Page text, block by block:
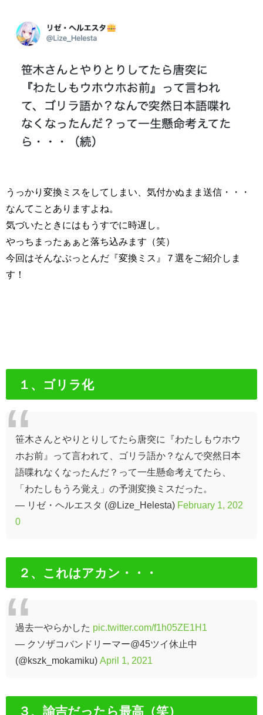
うっかり変換ミスをしてしまい、気付かぬまま送信・・・
なんてことありますよね。
気づいたときにはもうすでに時遅し。
やっちまったぁぁと落ち込みます（笑）
今回はそんなぶっとんだ『変換ミス』７選をご紹介しま
す！
１、ゴリラ化
笹木さんとやりとりしてたら唐突に『わたしもウホウ
ホお前』って言われて、ゴリラ語か？なんで突然日本
語喋れなくなったんだ？って一生懸命考えてたら、
「わたしもうろ覚え」の予測変換ミスだった。
— リゼ・ヘルエスタ (@Lize_Helesta) February 1, 202
0
２、これはアカン・・・
過去一やらかした pic.twitter.com/f1h05ZE1H1
— クソザコバンドリーマー@45ツイ休止中
(@kszk_mokamiku) April 1, 2021
３、諭吉だったら最高（笑）